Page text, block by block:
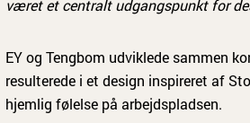
været et centralt udgangspunkt for
EY og Tengbom udviklede sammen
resulterede i et design inspireret af
hjemlig følelse på arbejdspladsen.